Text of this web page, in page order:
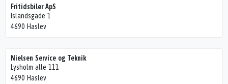
Fritidsbiler ApS
Islandsgade 1
4690 Haslev
Nielsen Service og Teknik
Lysholm alle 111
4690 Haslev